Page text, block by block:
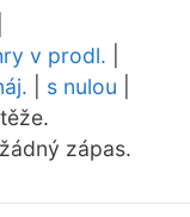
v prodl.
s nulou
zápas.